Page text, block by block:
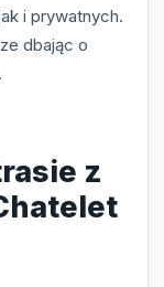
i prywatnych.
dbając o
z